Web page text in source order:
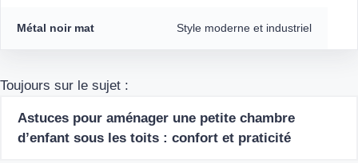
Métal noir mat Style moderne et industriel
Toujours sur le sujet :
Astuces pour aménager une petite chambre
d’enfant sous les toits : confort et praticité